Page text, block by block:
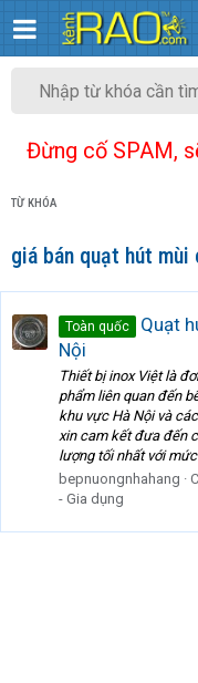
Đừng cố SPAM,
TỪ KHÓA
giá bán quạt hút mùi
Toàn quốc
Quạt
Nội
Thiết bị inox Việt là
phẩm liên quan đến
khu vực Hà Nội và
xin cam kết đưa đến
lượng tối nhất với
bepnuongnhahang
- Gia dụng